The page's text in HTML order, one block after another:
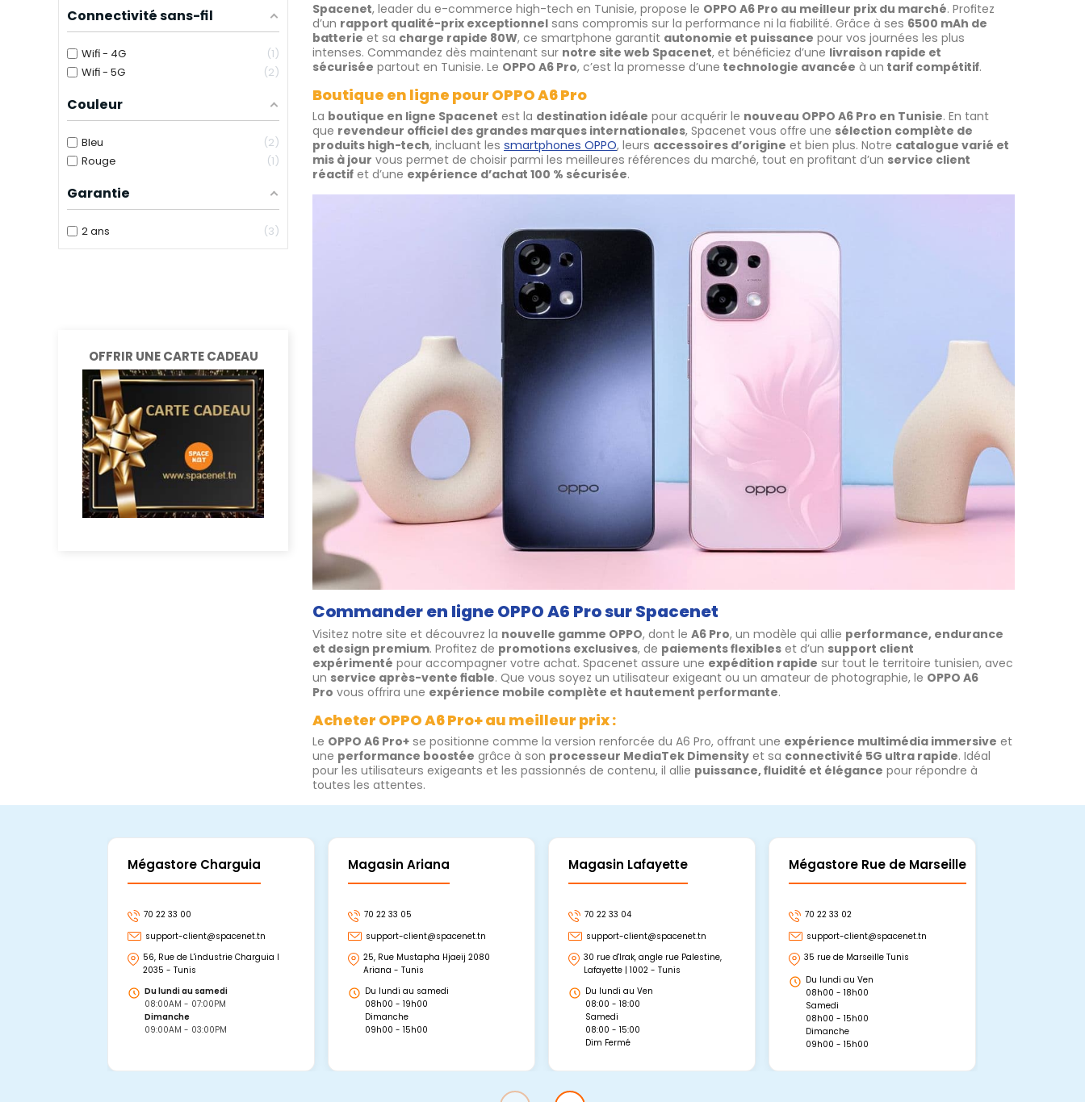
Connectivité sans-fil
Wifi - 4G
1
Wifi - 5G
2
Couleur
Bleu
2
Rouge
1
Garantie
2 ans 3
OFFRIR UNE CARTE CADEAU
Spacenet, leader du e-commerce high-tech en Tunisie, propose le OPPO A6 Pro au meilleur prix du marché. Profitez
d’un rapport qualité-prix exceptionnel sans compromis sur la performance ni la fiabilité. Grâce à ses 6500 mAh de
batterie et sa charge rapide 80W, ce smartphone garantit autonomie et puissance pour vos journées les plus
intenses. Commandez dès maintenant sur notre site web Spacenet, et bénéficiez d’une livraison rapide et
sécurisée partout en Tunisie. Le OPPO A6 Pro, c’est la promesse d’une technologie avancée à un tarif compétitif.
Boutique en ligne pour OPPO A6 Pro
La boutique en ligne Spacenet est la destination idéale pour acquérir le nouveau OPPO A6 Pro en Tunisie. En tant
que revendeur officiel des grandes marques internationales, Spacenet vous offre une sélection complète de
produits high-tech, incluant les smartphones OPPO, leurs accessoires d’origine et bien plus. Notre catalogue varié et
mis à jour vous permet de choisir parmi les meilleures références du marché, tout en profitant d’un service client
réactif et d’une expérience d’achat 100 % sécurisée.
Commander en ligne OPPO A6 Pro sur Spacenet
Visitez notre site et découvrez la nouvelle gamme OPPO, dont le A6 Pro, un modèle qui allie performance, endurance
et design premium. Profitez de promotions exclusives, de paiements flexibles et d’un support client
expérimenté pour accompagner votre achat. Spacenet assure une expédition rapide sur tout le territoire tunisien, avec
un service après-vente fiable. Que vous soyez un utilisateur exigeant ou un amateur de photographie, le OPPO A6
Pro vous offrira une expérience mobile complète et hautement performante.
Acheter OPPO A6 Pro+ au meilleur prix :
Le OPPO A6 Pro+ se positionne comme la version renforcée du A6 Pro, offrant une expérience multimédia immersive et
une performance boostée grâce à son processeur MediaTek Dimensity et sa connectivité 5G ultra rapide. Idéal
pour les utilisateurs exigeants et les passionnés de contenu, il allie puissance, fluidité et élégance pour répondre à
toutes les attentes.
Mégastore Charguia
70 22 33 00
support-client@spacenet.tn
56, Rue de L'industrie Charguia I
2035 - Tunis
Du lundi au samedi
08:00AM - 07:00PM
Dimanche
09:00AM - 03:00PM
Magasin Ariana
70 22 33 05
support-client@spacenet.tn
25, Rue Mustapha Hjaeij 2080
Ariana - Tunis
Du lundi au samedi
08h00 - 19h00
Dimanche
09h00 - 15h00
Magasin Lafayette
70 22 33 04
support-client@spacenet.tn
30 rue d'Irak, angle rue Palestine,
Lafayette | 1002 - Tunis
Du lundi au Ven
08:00 - 18:00
Samedi
08:00 - 15:00
Dim Fermé
Mégastore Rue de Marseille
70 22 33 02
support-client@spacenet.tn
35 rue de Marseille Tunis
Du lundi au Ven
08h00 - 18h00
Samedi
08h00 - 15h00
Dimanche
09h00 - 15h00